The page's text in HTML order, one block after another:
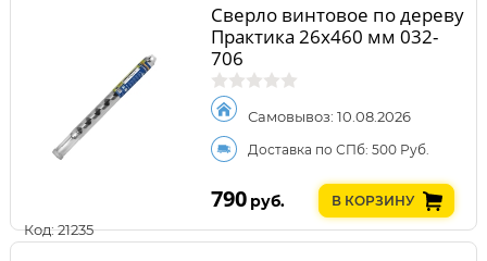
Код: 21235
Сверло винтовое по дереву
Практика 26х460 мм 032-
706
Самовывоз: 10.08.2026
Доставка по СПб: 500 Руб.
790 руб. В КОРЗИНУ